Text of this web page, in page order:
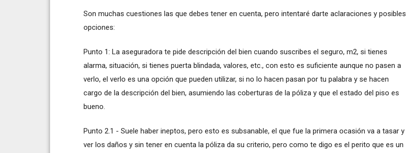
Son muchas cuestiones las que debes tener en cuenta, pero intentaré darte aclaraciones y posibles
opciones:
Punto 1: La aseguradora te pide descripción del bien cuando suscribes el seguro, m2, si tienes
alarma, situación, si tienes puerta blindada, valores, etc., con esto es suficiente aunque no pasen a
verlo, el verlo es una opción que pueden utilizar, si no lo hacen pasan por tu palabra y se hacen
cargo de la descripción del bien, asumiendo las coberturas de la póliza y que el estado del piso es
bueno.
Punto 2.1 - Suele haber ineptos, pero esto es subsanable, el que fue la primera ocasión va a tasar y
ver los daños y sin tener en cuenta la póliza da su criterio, pero como te digo es el perito que es un